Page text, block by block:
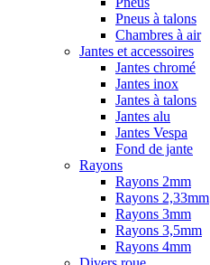
Pneus à talons
Chambres à air
Jantes et accessoires
Jantes chromé
Jantes inox
Jantes à talons
Jantes alu
Jantes Vespa
Fond de jante
Rayons
Rayons 2mm
Rayons 2,33mm
Rayons 3mm
Rayons 3,5mm
Rayons 4mm